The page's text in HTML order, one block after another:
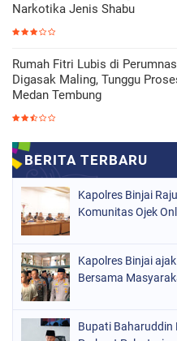
Narkotika Jenis Shabu
Rumah Fitri Lubis di
Digasak Maling, Tunggu
Medan Tembung
Kapolres Binjai
Komunitas Ojek
Kapolres Binjai
Bersama
Bupati Baharuddin